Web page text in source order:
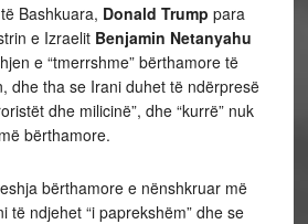
Bashkuara, Donald Trump para
e Izraelit Benjamin Netanyahu
e “tmerrshme” bërthamore të
dhe tha se Irani duhet të ndërpresë
dhe milicinë”, dhe “kurrë” nuk
bërthamore.
bërthamore e nënshkruar më
të ndjehet “i paprekshëm” dhe se